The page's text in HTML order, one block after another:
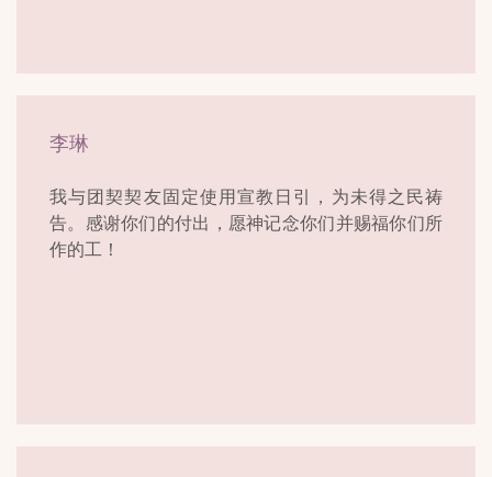
李琳
我与团契契友固定使用宣教日引，为未得之民祷
告。感谢你们的付出，愿神记念你们并赐福你们所
作的工！